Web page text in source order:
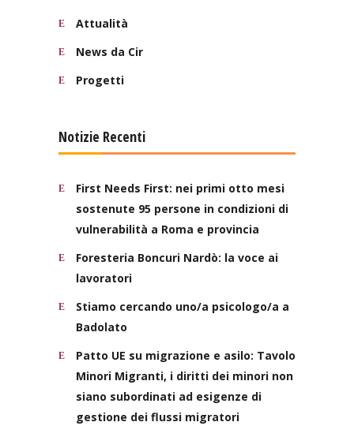
Attualità
News da Cir
Progetti
Notizie Recenti
First Needs First: nei primi otto mesi
sostenute 95 persone in condizioni di
vulnerabilità a Roma e provincia
Foresteria Boncuri Nardò: la voce ai
lavoratori
Stiamo cercando uno/a psicologo/a a
Badolato
Patto UE su migrazione e asilo: Tavolo
Minori Migranti, i diritti dei minori non
siano subordinati ad esigenze di
gestione dei flussi migratori